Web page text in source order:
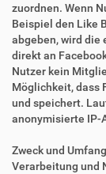
zuordnen. Wenn
Beispiel den Like
abgeben, wird die
direkt an
Nutzer kein
Möglichkeit, dass
und speichert.
anonymisierte IP-
Zweck und
Verarbeitung und